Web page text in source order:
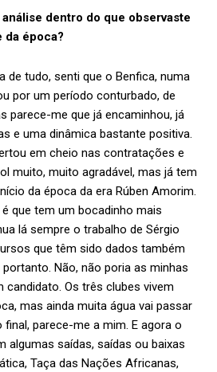
dentro do que observaste
da época?
de tudo, senti que o Benfica, numa
por um período conturbado, de
parece-me que já encaminhou, já
e uma dinâmica bastante positiva.
em cheio nas contratações e
muito, muito agradável, mas já tem
da época da era Rúben Amorim.
que tem um bocadinho mais
lá sempre o trabalho de Sérgio
que têm sido dados também
Não, não poria as minhas
candidato. Os três clubes vivem
mas ainda muita água vai passar
parece-me a mim. E agora o
algumas saídas, saídas ou baixas
Taça das Nações Africanas,